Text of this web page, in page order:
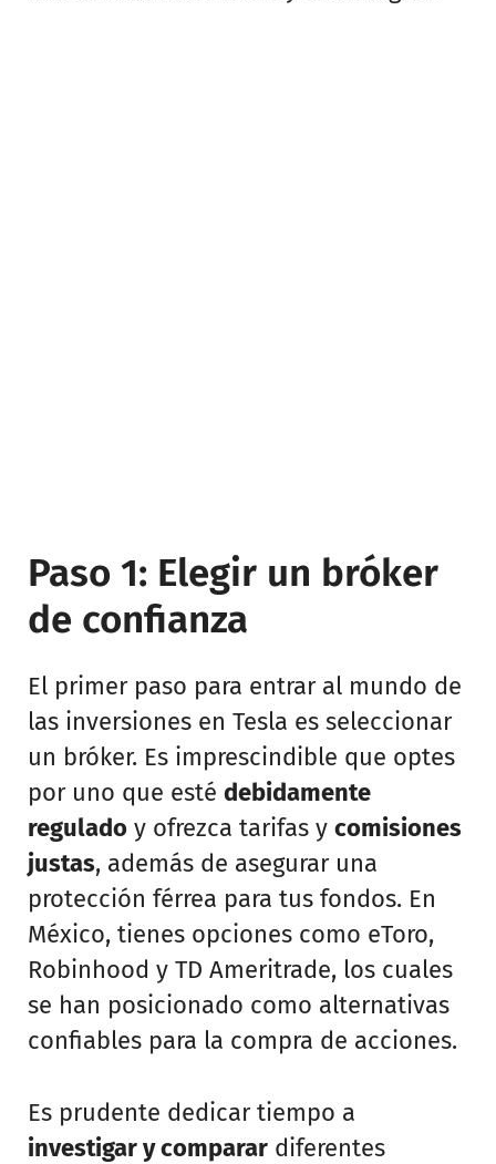
Paso 1: Elegir un bróker
de confianza
El primer paso para entrar al mundo de
las inversiones en Tesla es seleccionar
un bróker. Es imprescindible que optes
por uno que esté debidamente
regulado y ofrezca tarifas y comisiones
justas, además de asegurar una
protección férrea para tus fondos. En
México, tienes opciones como eToro,
Robinhood y TD Ameritrade, los cuales
se han posicionado como alternativas
confiables para la compra de acciones.
Es prudente dedicar tiempo a
investigar y comparar diferentes